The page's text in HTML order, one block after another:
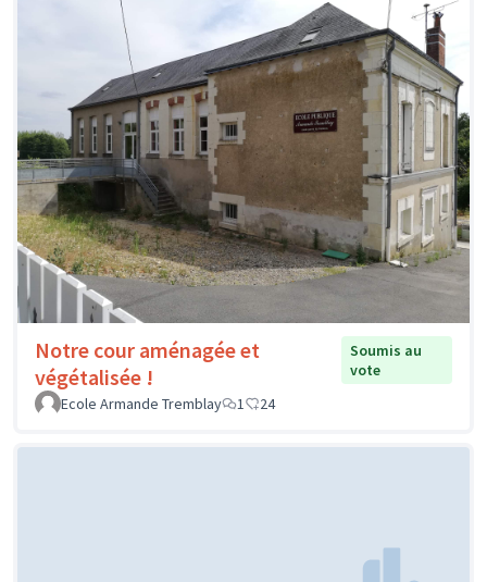
Notre cour aménagée et
végétalisée !
Soumis au
vote
Ecole Armande Tremblay
1 24